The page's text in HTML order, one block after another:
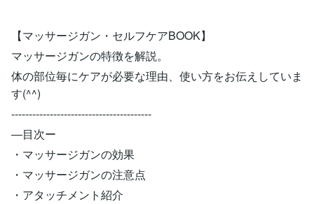
【マッサージガン・セルフケアBOOK】
マッサージガンの特徴を解説。
体の部位毎にケアが必要な理由、使い方をお伝えしていま
す(^^)
----------------------------------------
―目次ー
・マッサージガンの効果
・マッサージガンの注意点
・アタッチメント紹介